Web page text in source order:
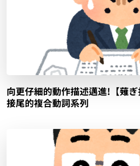
向更仔細的動作描述邁進!【薙ぎ
接尾的複合動詞系列